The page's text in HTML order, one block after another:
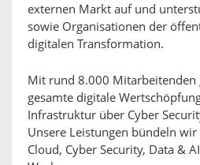
externen Markt auf und
sowie Organisationen der
digitalen Transformation.
Mit rund 8.000 Mitarbeitenden
gesamte digitale
Infrastruktur über Cyber
Unsere Leistungen bündeln
Cloud, Cyber Security, Data &